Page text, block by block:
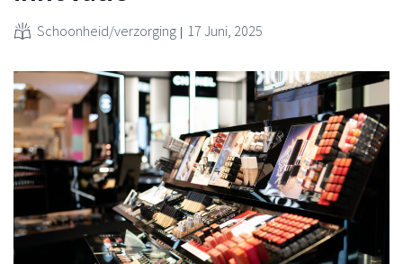
Schoonheid/verzorging 17 Juni, 2025